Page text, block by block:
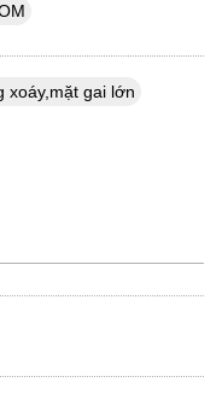
xoáy,mặt gai lớn